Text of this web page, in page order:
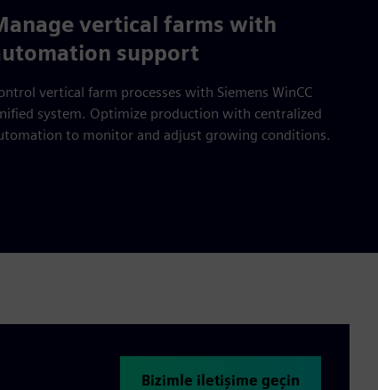
vertical farms with
support
vertical farm processes with Siemens WinCC
system. Optimize production with centralized
to monitor and adjust growing conditions.
Bizimle iletişime geçin